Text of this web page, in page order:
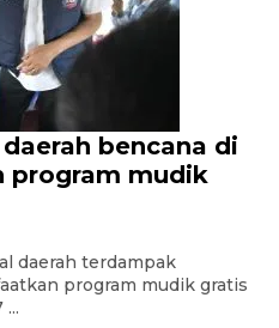
bencana di
program mudik
daerah terdampak
program mudik gratis